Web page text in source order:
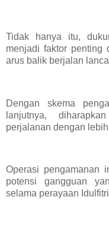
Tidak hanya itu,
menjadi faktor penting
arus balik berjalan
Dengan skema
lanjutnya,
perjalanan dengan
Operasi pengamanan
potensi gangguan
selama perayaan